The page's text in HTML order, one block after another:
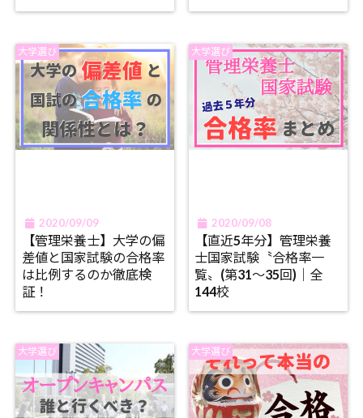
大学選び
2020/09/09
【管理栄養士】大学の偏
差値と国家試験の合格率
は比例するのか徹底検
証！
大学選び
2020/09/08
【直近5年分】管理栄養
士国家試験〝合格率一
覧〟(第31〜35回)｜全
144校
大学選び 大学選び